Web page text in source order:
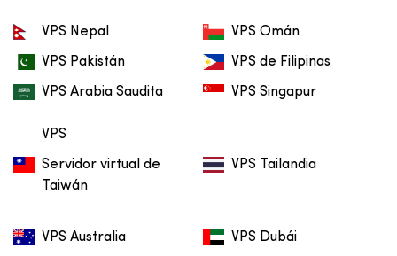
VPS Nepal VPS Omán
VPS Pakistán VPS de Filipinas
VPS Arabia Saudita
VPS
VPS Singapur
Servidor virtual de
Taiwán
VPS Tailandia
VPS Australia VPS Dubái